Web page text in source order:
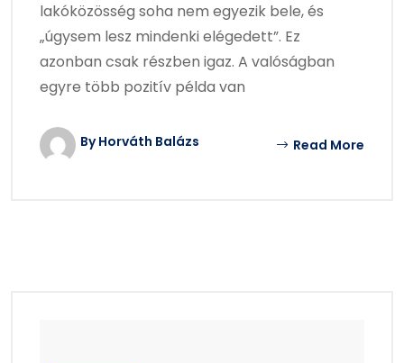
lakóközösség soha nem egyezik bele, és
„úgysem lesz mindenki elégedett”. Ez
azonban csak részben igaz. A valóságban
egyre több pozitív példa van
By Horváth Balázs Read More